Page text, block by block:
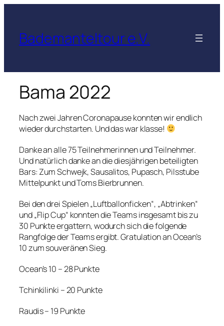
springenBademanteltour e.V.
Bama 2022
Nach zwei Jahren Coronapause konnten wir endlich
wieder durchstarten. Und das war klasse!
Danke an alle 75 Teilnehmerinnen und Teilnehmer.
Und natürlich danke an die diesjährigen beteiligten
Bars: Zum Schwejk, Sausalitos, Pupasch, Pilsstube
Mittelpunkt und Toms Bierbrunnen.
Bei den drei Spielen „Luftballonficken“, „Abtrinken“
und „Flip Cup“ konnten die Teams insgesamt bis zu
30 Punkte ergattern, wodurch sich die folgende
Rangfolge der Teams ergibt. Gratulation an Ocean’s
10 zum souveränen Sieg.
Ocean’s 10 – 28 Punkte
Tchinkilinki – 20 Punkte
Raudis – 19 Punkte